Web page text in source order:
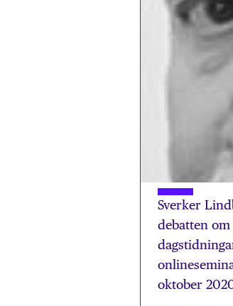
Sverker
debatten
oktober